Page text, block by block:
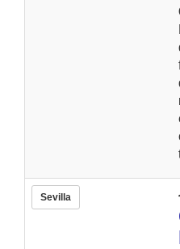
Sevilla